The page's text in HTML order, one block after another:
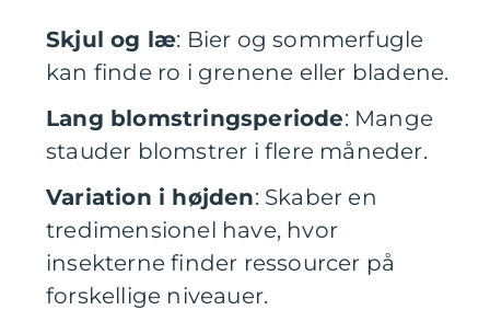
Skjul og læ: Bier og sommerfugle
kan finde ro i grenene eller bladene.
Lang blomstringsperiode: Mange
stauder blomstrer i flere måneder.
Variation i højden: Skaber en
tredimensionel have, hvor
insekterne finder ressourcer på
forskellige niveauer.